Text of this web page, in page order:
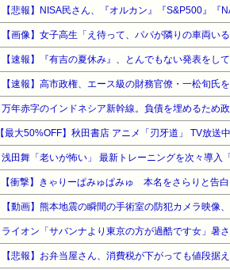
【悲報】NISA民さん、『オルカン』『S&P500』『
【画像】女子高生「え待って、パパが隣りの車両いる
【速報】『有吉の夏休み』、とんでもない発表をし
万年赤字のインドネシア新幹線。負債を埋めるため
【最大50%OFF】秋田書店 アニメ「刃牙道」 TV放送
浅田舞「老いが怖い」 最新トレーニングを次々導入
【衝撃】きゃりーぱみゅぱみゅ 本名をさらりと告白
【動画】熊本地震の瞬間の手術室の防犯カメラ映像
ライオン「サバンナより東京の方が過酷です女」暑
【悲報】お弁当屋さん、消費税が下がっても値段据